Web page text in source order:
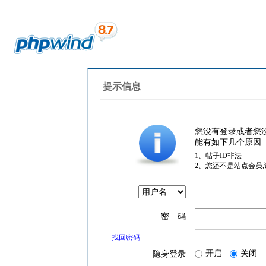
提示信息
您没有登录或者您
能有如下几个原因
1、帖子ID非法
2、您还不是站点会员
密 码
找回密码
隐身登录 开启 关闭